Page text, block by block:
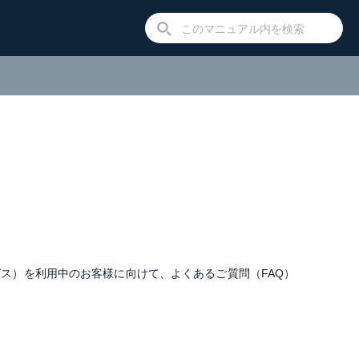
を利用中のお客様に向けて、よくあるご質問（FAQ）